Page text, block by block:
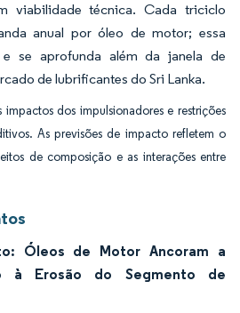
viabilidade técnica. Cada triciclo
anual por óleo de motor; essa
se aprofunda além da janela de
de lubrificantes do Sri Lanka.
impactos dos impulsionadores e restrições
As previsões de impacto refletem o
de composição e as interações entre
Óleos de Motor Ancoram a
à Erosão do Segmento de